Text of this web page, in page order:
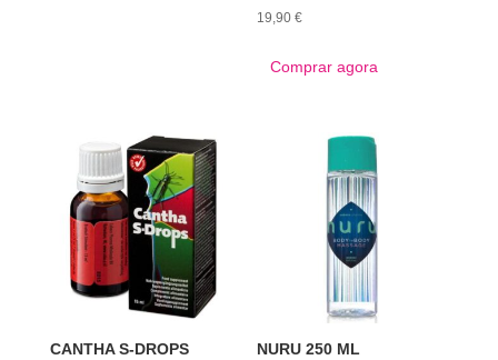
19,90€
Comprar agora
CANTHA S-DROPS
NURU 250 ML